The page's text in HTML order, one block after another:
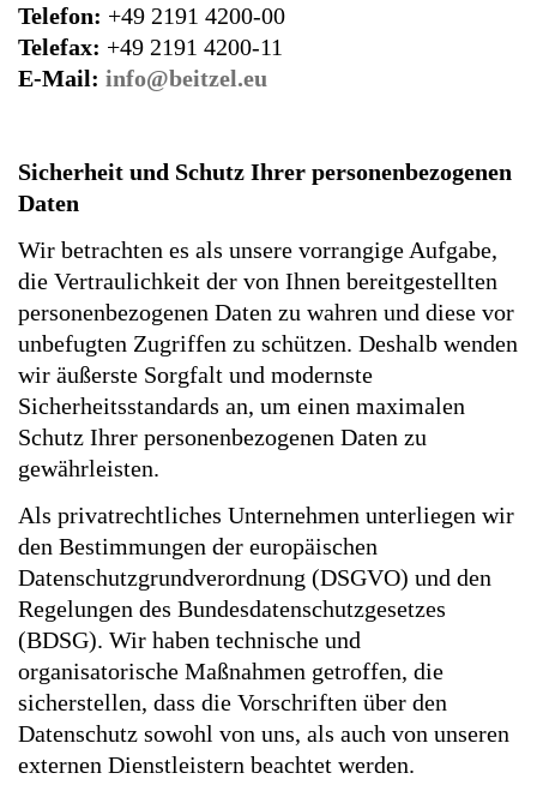
Telefon: +49 2191 4200-00
Telefax: +49 2191 4200-11
E-Mail: info@beitzel.eu
Sicherheit und Schutz Ihrer personenbezogenen
Daten
Wir betrachten es als unsere vorrangige Aufgabe,
die Vertraulichkeit der von Ihnen bereitgestellten
personenbezogenen Daten zu wahren und diese vor
unbefugten Zugriffen zu schützen. Deshalb wenden
wir äußerste Sorgfalt und modernste
Sicherheitsstandards an, um einen maximalen
Schutz Ihrer personenbezogenen Daten zu
gewährleisten.
Als privatrechtliches Unternehmen unterliegen wir
den Bestimmungen der europäischen
Datenschutzgrundverordnung (DSGVO) und den
Regelungen des Bundesdatenschutzgesetzes
(BDSG). Wir haben technische und
organisatorische Maßnahmen getroffen, die
sicherstellen, dass die Vorschriften über den
Datenschutz sowohl von uns, als auch von unseren
externen Dienstleistern beachtet werden.